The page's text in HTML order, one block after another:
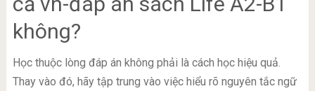
không?
Học thuộc lòng đáp án không phải là cách học hiệu quả.
Thay vào đó, hãy tập trung vào việc hiểu rõ nguyên tắc ngữ